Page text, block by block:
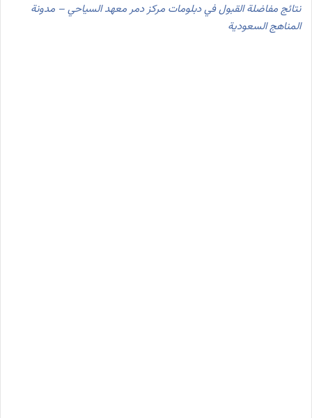
نتائج مفاضلة القبول في دبلومات مركز دمر معهد السياحي – مدونة
المناهج السعودية